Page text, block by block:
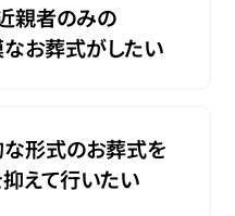
親者のみの
お葬式がしたい
形式のお葬式を
えて行いたい